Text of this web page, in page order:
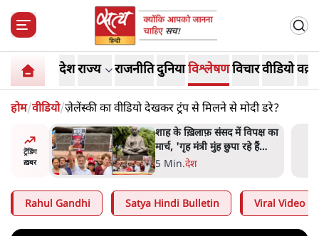
देशराज्य राजनीतिदुनियाविश्लेषणविचारवीडियो
होम/वीडियो/ज़ेलेंस्की का वीडियो देखकर ट्रंप से मिलने से मोदी डरे?
ट्रेंडिंग
ख़बर
शाह के ख़िलाफ़ संसद में विपक्ष का
मार्च, 'गृह मंत्री मुंह छुपा रहे हैं
क्योंकि वो छात्रों के गुनहगार हैं'
5 Min.देश
Rahul Gandhi Satya Hindi Bulletin Viral Video